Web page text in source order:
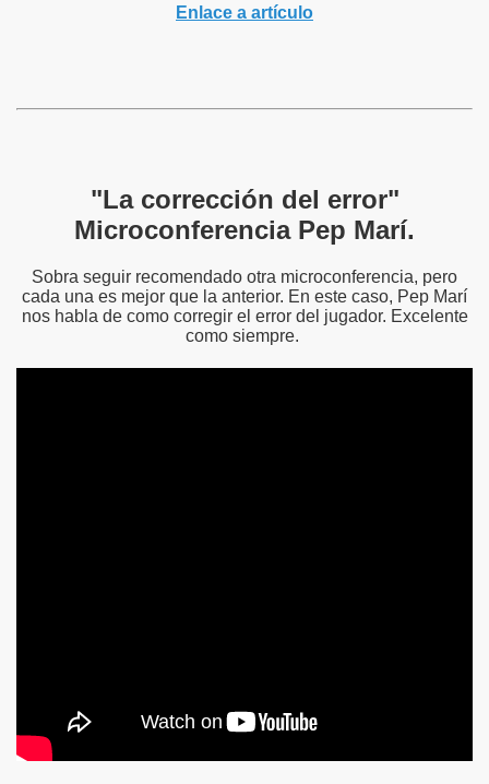
Enlace a artículo
"La corrección del error"
Microconferencia Pep Marí.
Sobra seguir recomendado otra microconferencia, pero
cada una es mejor que la anterior. En este caso, Pep Marí
nos habla de como corregir el error del jugador. Excelente
como siempre.